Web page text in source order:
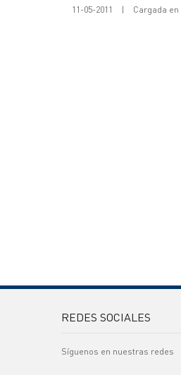
11-05-2011 | Cargada en
REDES SOCIALES
Síguenos en nuestras redes